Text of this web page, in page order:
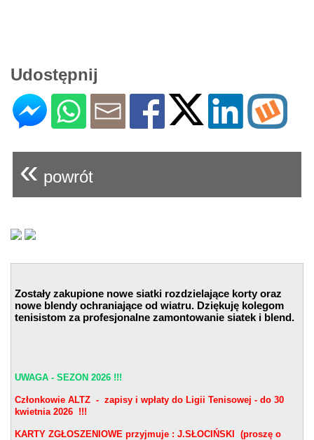
Udostępnij
« powrót
Zostały zakupione nowe siatki rozdzielające korty oraz
nowe blendy ochraniające od wiatru. Dziękuję kolegom
tenisistom za profesjonalne zamontowanie siatek i blend.
UWAGA - SEZON 2026 !!!
Członkowie ALTZ - zapisy i wpłaty do Ligii Tenisowej - do 30
kwietnia 2026 !!!
KARTY ZGŁOSZENIOWE przyjmuje : J.SŁOCIŃSKI (proszę o